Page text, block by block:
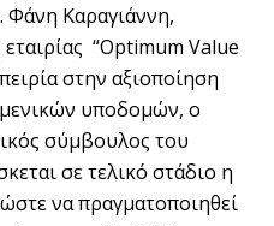
Φάνη Καραγιάννη,
“Optimum Value
στην αξιοποίηση
υποδομών, ο
σύμβουλος του
σε τελικό στάδιο η
να πραγματοποιηθεί